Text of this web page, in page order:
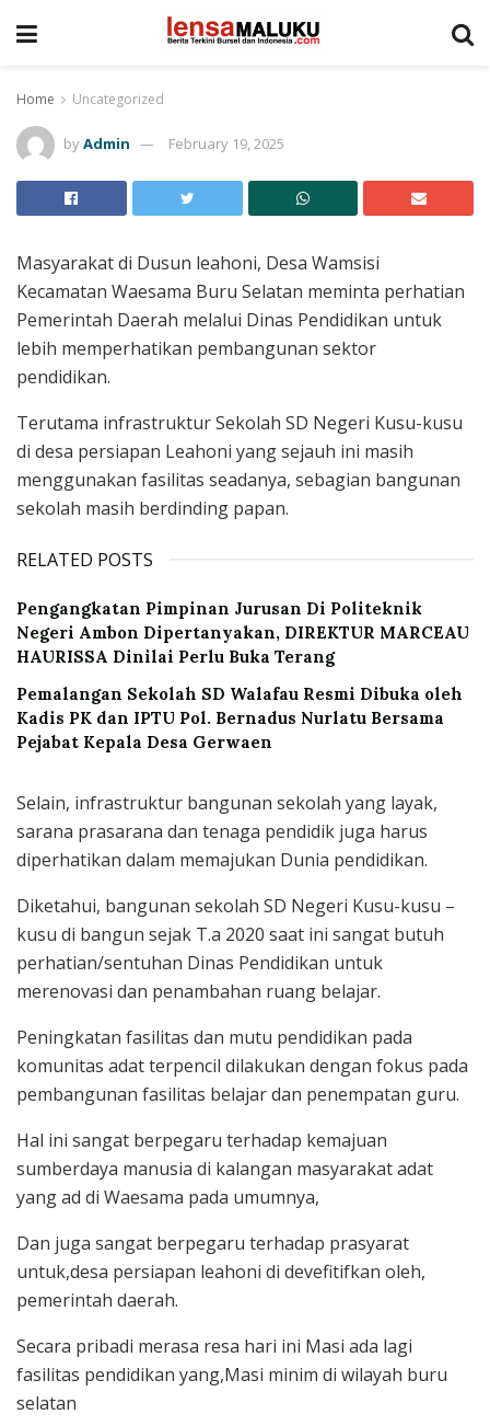
Home Uncategorized
byAdmin February 19, 2025
Masyarakat di Dusun leahoni, Desa Wamsisi
Kecamatan Waesama Buru Selatan meminta perhatian
Pemerintah Daerah melalui Dinas Pendidikan untuk
lebih memperhatikan pembangunan sektor
pendidikan.
Terutama infrastruktur Sekolah SD Negeri Kusu-kusu
di desa persiapan Leahoni yang sejauh ini masih
menggunakan fasilitas seadanya, sebagian bangunan
sekolah masih berdinding papan.
RELATED POSTS
Pengangkatan Pimpinan Jurusan Di Politeknik
Negeri Ambon Dipertanyakan, DIREKTUR MARCEAU
HAURISSA Dinilai Perlu Buka Terang
Pemalangan Sekolah SD Walafau Resmi Dibuka oleh
Kadis PK dan IPTU Pol. Bernadus Nurlatu Bersama
Pejabat Kepala Desa Gerwaen
Selain, infrastruktur bangunan sekolah yang layak,
sarana prasarana dan tenaga pendidik juga harus
diperhatikan dalam memajukan Dunia pendidikan.
Diketahui, bangunan sekolah SD Negeri Kusu-kusu –
kusu di bangun sejak T.a 2020 saat ini sangat butuh
perhatian/sentuhan Dinas Pendidikan untuk
merenovasi dan penambahan ruang belajar.
Peningkatan fasilitas dan mutu pendidikan pada
komunitas adat terpencil dilakukan dengan fokus pada
pembangunan fasilitas belajar dan penempatan guru.
Hal ini sangat berpegaru terhadap kemajuan
sumberdaya manusia di kalangan masyarakat adat
yang ad di Waesama pada umumnya,
Dan juga sangat berpegaru terhadap prasyarat
untuk,desa persiapan leahoni di devefitifkan oleh,
pemerintah daerah.
Secara pribadi merasa resa hari ini Masi ada lagi
fasilitas pendidikan yang,Masi minim di wilayah buru
selatan